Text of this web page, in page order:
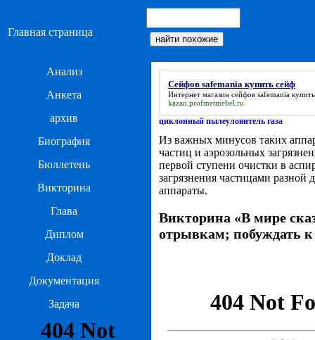
Главная страница
Анализ
Анкета
архив
Биография
Бюллетень
Викторина
Глава
Диплом
Доклад
Документация
Задача
Сейфов safemania купить сейф
Интернет магазин сейфов safemania
kazan.profmetmebel.ru
циклонный пылеуловитель газа
Из важных минусов таких
частиц и аэрозольных
первой ступени очистки в
загрязнения частицами разной
аппараты.
Викторина «В мире
отрывкам; побуждать